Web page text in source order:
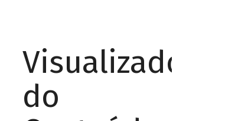
Visualizador
do